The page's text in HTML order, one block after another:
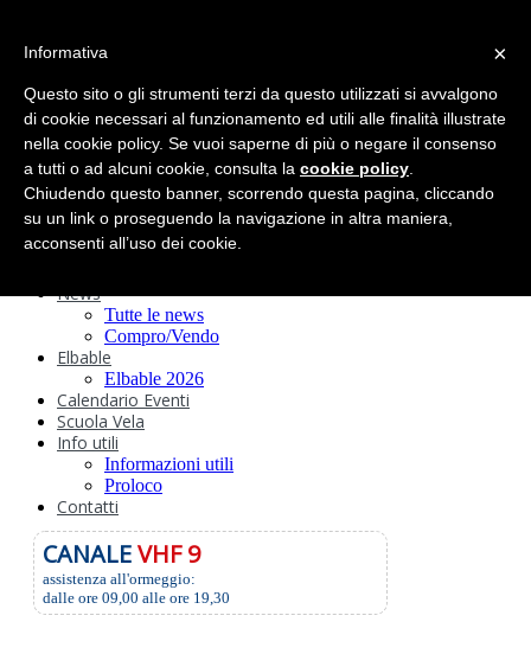
Circolo
Statuto e
Regolamenti
Storia
Ormeggi
Sede e Servizi
Attività
Safeguarding
News
Tutte le news
Compro/Vendo
Elbable
Elbable 2026
Calendario Eventi
Scuola Vela
Info utili
Informazioni utili
Proloco
Contatti
CANALEVHF 9
assistenza all'ormeggio:
dalle ore 09,00 alle ore 19,30
×
Informativa
Questo sito o gli strumenti terzi da questo utilizzati si avvalgono
di cookie necessari al funzionamento ed utili alle finalità illustrate
nella cookie policy. Se vuoi saperne di più o negare il consenso
a tutti o ad alcuni cookie, consulta la cookie policy
Chiudendo questo banner, scorrendo questa pagina, cliccando
su un link o proseguendo la navigazione in altra maniera,
acconsenti all’uso dei cookie.